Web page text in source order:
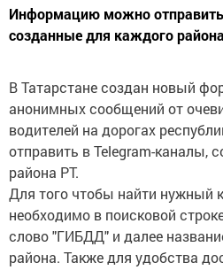
созданные для каждого
анонимных сообщений от
водителей на дорогах
отправить в Telegram-каналы,
района РТ.
Для того чтобы найти нужный
необходимо в поисковой
слово "ГИБДД" и далее
района. Также для удобства
осуществляется посредством